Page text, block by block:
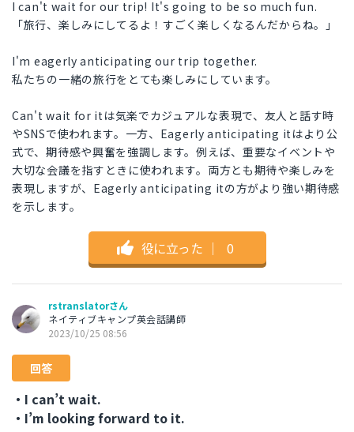
I can't wait for our trip! It's going to be so much fun.
「旅行、楽しみにしてるよ！すごく楽しくなるんだからね。」
I'm eagerly anticipating our trip together.
私たちの一緒の旅行をとても楽しみにしています。
Can't wait for itは気楽でカジュアルな表現で、友人と話す時
やSNSで使われます。一方、Eagerly anticipating itはより公
式で、期待感や興奮を強調します。例えば、重要なイベントや
大切な会議を指すときに使われます。両方とも期待や楽しみを
表現しますが、Eagerly anticipating itの方がより強い期待感
を示します。
役に立った ｜ 0
rstranslatorさん
ネイティブキャンプ英会話講師
2023/10/25 08:56
回答
・I can’t wait.
・I’m looking forward to it.